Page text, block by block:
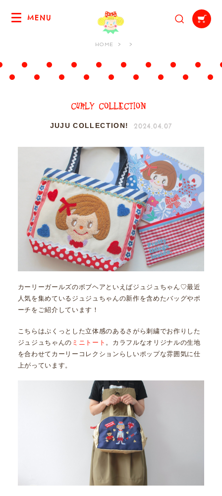
MENU
HOME
JUJU COLLECTION! 2024.04.07
カーリーガールズのボブヘアといえばジュジュちゃん♡最近
人気を集めているジュジュちゃんの新作を含めたバッグやポ
ーチをご紹介しています！
こちらはぷくっとした立体感のあるさがら刺繍でお作りした
ジュジュちゃんの ミニトート 。カラフルなオリジナルの生地
を合わせてカーリーコレクションらしいポップな雰囲気に仕
上がっています。